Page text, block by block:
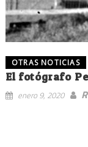
OTRAS NOTICIAS
El fotógrafo
enero 9, 2020